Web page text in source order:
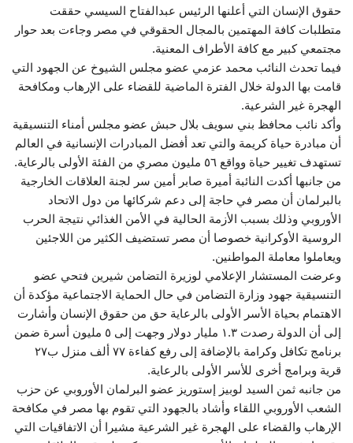
حقوق الإنسان التي أعلنها الرئيس عبدالفتاح السيسي حققت
متطلبات كافة المهتمين بالمجال الحقوقي في مصر وجاءت بعد حوار
مجتمعي كبير مع كافة الأطراف المعنية.
فيما تحدث النائب محمد عزمي عضو مجلس الشيوخ عن الجهود التي
قامت بها الدولة خلال الفترة الماضية للقضاء على الإرهاب ومكافحة
الهجرة غير الشرعية.
وأكد نائب محافظ بني سويف بلال حبش عضو مجلس أمناء التنسيقية
أن مبادرة حياة كريمة والتي تعد أفضل المبادرات الإنسانية في العالم
تستهدف تغيير حياة وواقع ٥٦ مليون مصري من الفئة الأولى بالرعاية.
من جانبها أكدت النائبة أميرة صابر أمين سر لجنة العلاقات الخارجية
بالبرلمان أن مصر في حاجة إلى دعم شركائها من دول الاتحاد
الأوروبي وذلك بسبب الأزمة الحالية في الأمن الغذائي نتيجة الحرب
الروسية الأوكرانية خصوصا أن مصر تستضيف الكثير من اللاجئين
ويعاملوا معاملة المواطنين.
وعرضت المستشار الإعلامي لوزيرة التضامن شيرين فتحي عضو
التنسيقية جهود وزارة التضامن في حال الحماية الاجتماعية مؤكدة أن
الاهتمام بحياة الأسر الأولى بالرعاية حق من حقوق الإنسان وأشارت
إلى أن الدولة رصدت ١.٣ مليار دولار وجهت إلى ٥ مليون أسرة ضمن
برنامج تكافل وكرامة بالإضافة إلى رفع كفاءة ٧٧ ألف منزل ب٢٧
قرية وبرامج أخرى للأسر الأولى بالرعاية.
من جانبه ثمن السيد لوبيز إستوريز عضو البرلمان الأوروبي عن حزب
الشعب الأوروبي اللقاء وأشاد بالجهود التي تقوم بها مصر في مكافحة
الإرهاب والقضاء على الهجرة غير الشرعية مشيرا أن الاتفاقيات التي